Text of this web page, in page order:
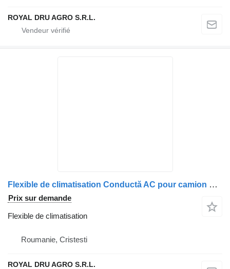
ROYAL DRU AGRO S.R.L.
Flexible de climatisation Conductă AC pour camion DAF 1320112/1955411
Prix sur demande
Flexible de climatisation
Roumanie, Cristesti
ROYAL DRU AGRO S.R.L.